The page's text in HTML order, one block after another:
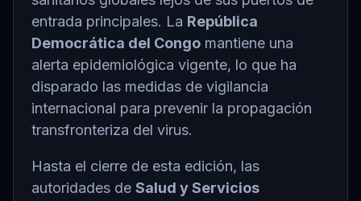
entrada principales. La República
Democrática del Congo mantiene una
alerta epidemiológica vigente, lo que ha
disparado las medidas de vigilancia
internacional para prevenir la propagación
transfronteriza del virus.
Hasta el cierre de esta edición, las
autoridades de Salud y Servicios